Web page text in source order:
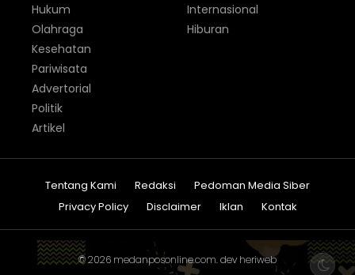
Hukum
Olahraga
Internasional
Hiburan
Kesehatan
Pariwisata
Advertorial
Politik
Artikel
Tentang Kami Redaksi
Pedoman Media Siber
Privacy Policy
Disclaimer Iklan Kontak
© 2026 medanposonline.com. dev heriweb